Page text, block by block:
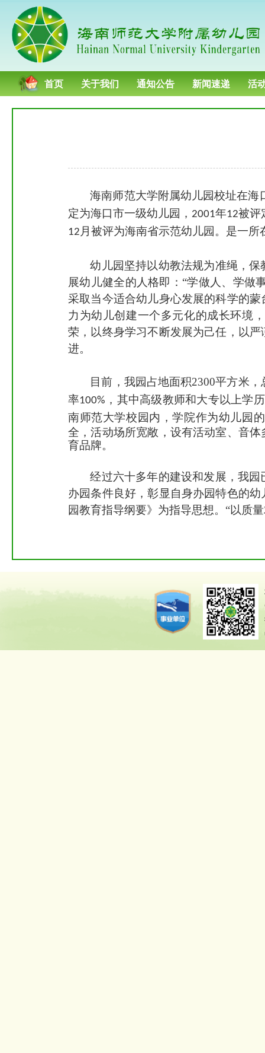
首页 关于我们 通知公告 新闻速递 活
海南师范大学附属幼儿园校址在海
定为海口市一级幼儿园， 2001年12被评
12 月被评为海南省示范幼儿园。是一
幼儿园坚持以幼教法规为准绳，
展幼儿健全的人格即： “学做人、学做
采取当今适合幼儿身心发展的科学的
力为幼儿创建一个多元化的成长环境
荣，以终身学习不断发展为己任，以
进。
目前，我园占地面积2300平方米，
率100% ，其中高级教师和大专以上学
南师范大学校园内，学院作为幼儿园
全，活动场所宽敞，设有活动室、音
育品牌。
经过六十多年的建设和发展，我
办园条件良好，彰显自身办园特色的
园教育指导纲要》为指导思想。 “以质